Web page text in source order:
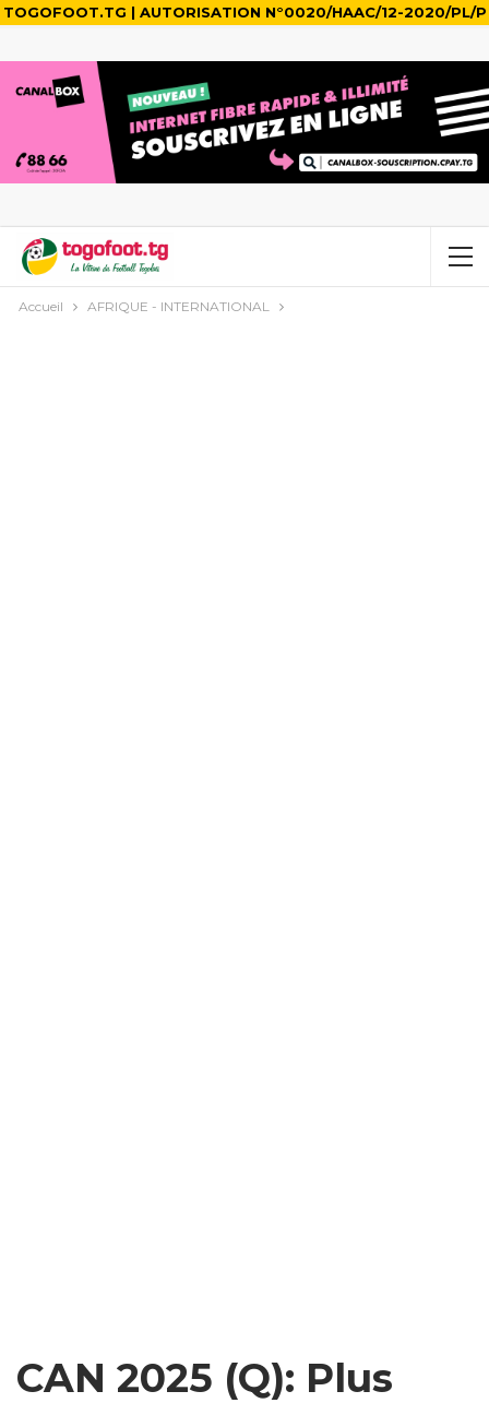
TOGOFOOT.TG | AUTORISATION N°0020/HAAC/12-2020/PL/P
Accueil AFRIQUE - INTERNATIONAL
CAN 2025 (Q): Plus